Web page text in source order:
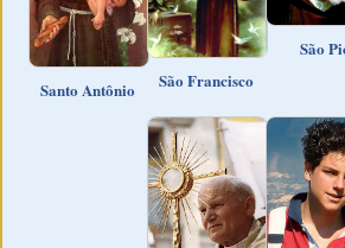
Santo Antônio São Francisco
São